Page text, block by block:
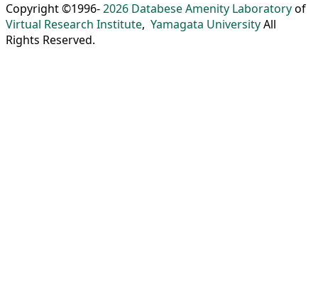
Copyright ©1996-2026 Databese Amenity Laboratoryof
Virtual Research Institute, Yamagata UniversityAll
Rights Reserved.